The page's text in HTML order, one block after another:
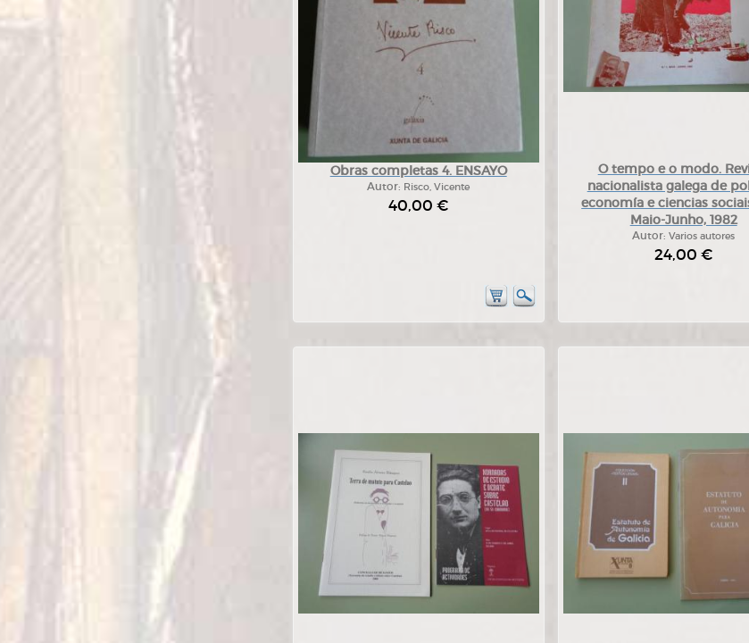
Obras completas 4. ENSAYO
Autor: Risco, Vicente
40,00 €
O tempo e o modo.
nacionalista galega de
economía e ciencias
Maio-Junho, 1982
Autor:Varios autores
24,00 €